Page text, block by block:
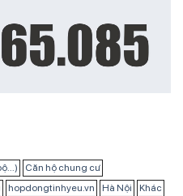
Căn hộ chung cư
hopdongtinhyeu.vn Hà Nội
Khác